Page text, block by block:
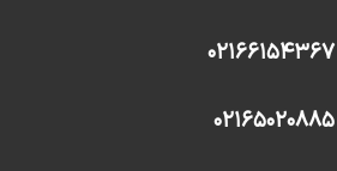
۰۲۱۶۶۱۵۴۳۶۷
۰۲۱۶۵۰۲۰۸۸۵